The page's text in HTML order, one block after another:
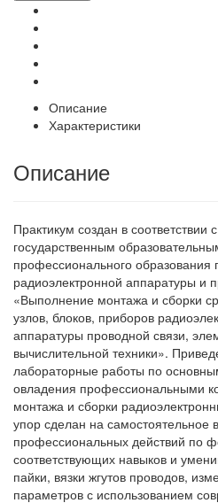
Описание
Характеристики
Описание
Практикум создан в
государственным
профессионального
радиоэлектронной аппаратуры и
«Выполнение монтажа и сборки
узлов, блоков, приборов
аппаратуры проводной связи,
вычислительной техники».
лабораторные работы по
овладения профессиональными
монтажа и сборки
упор сделан на
профессиональных действий по
соответствующих навыков и
пайки, вязки жгутов проводов,
параметров с использованием